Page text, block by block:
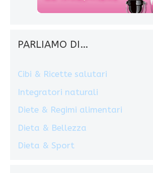
PARLIAMO DI…
Cibi & Ricette salutari
Integratori naturali
Diete & Regimi alimentari
Dieta & Bellezza
Dieta & Sport